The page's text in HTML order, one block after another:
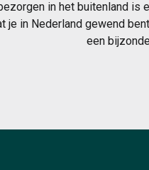
in het buitenland is
je in Nederland gewend
een